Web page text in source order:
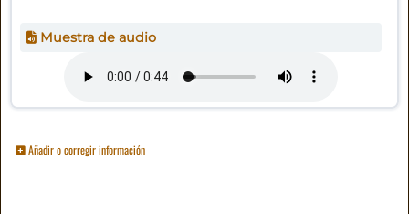
Muestra de audio
Añadir o corregir información